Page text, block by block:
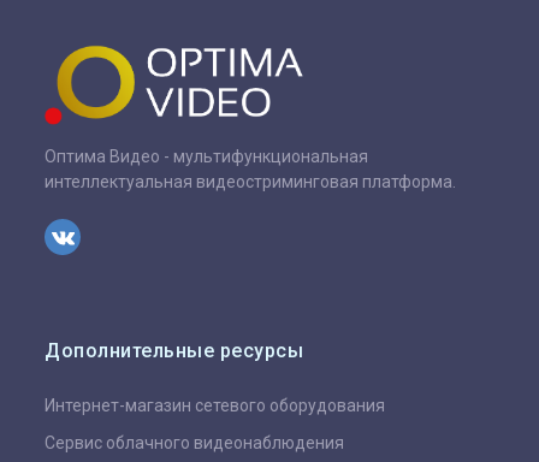
Оптима Видео - мультифункциональная
интеллектуальная видеостриминговая платформа.
VK
Дополнительные ресурсы
Интернет-магазин сетевого оборудования
Сервис облачного видеонаблюдения